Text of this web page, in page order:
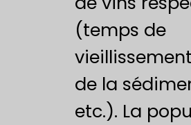
(temps de
de la
etc.). La